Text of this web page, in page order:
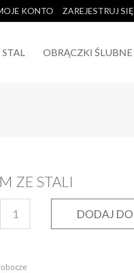
KONTO ZAREJESTRUJ SIĘ
STAL OBRĄCZKI ŚLUBNE
ZE STALI